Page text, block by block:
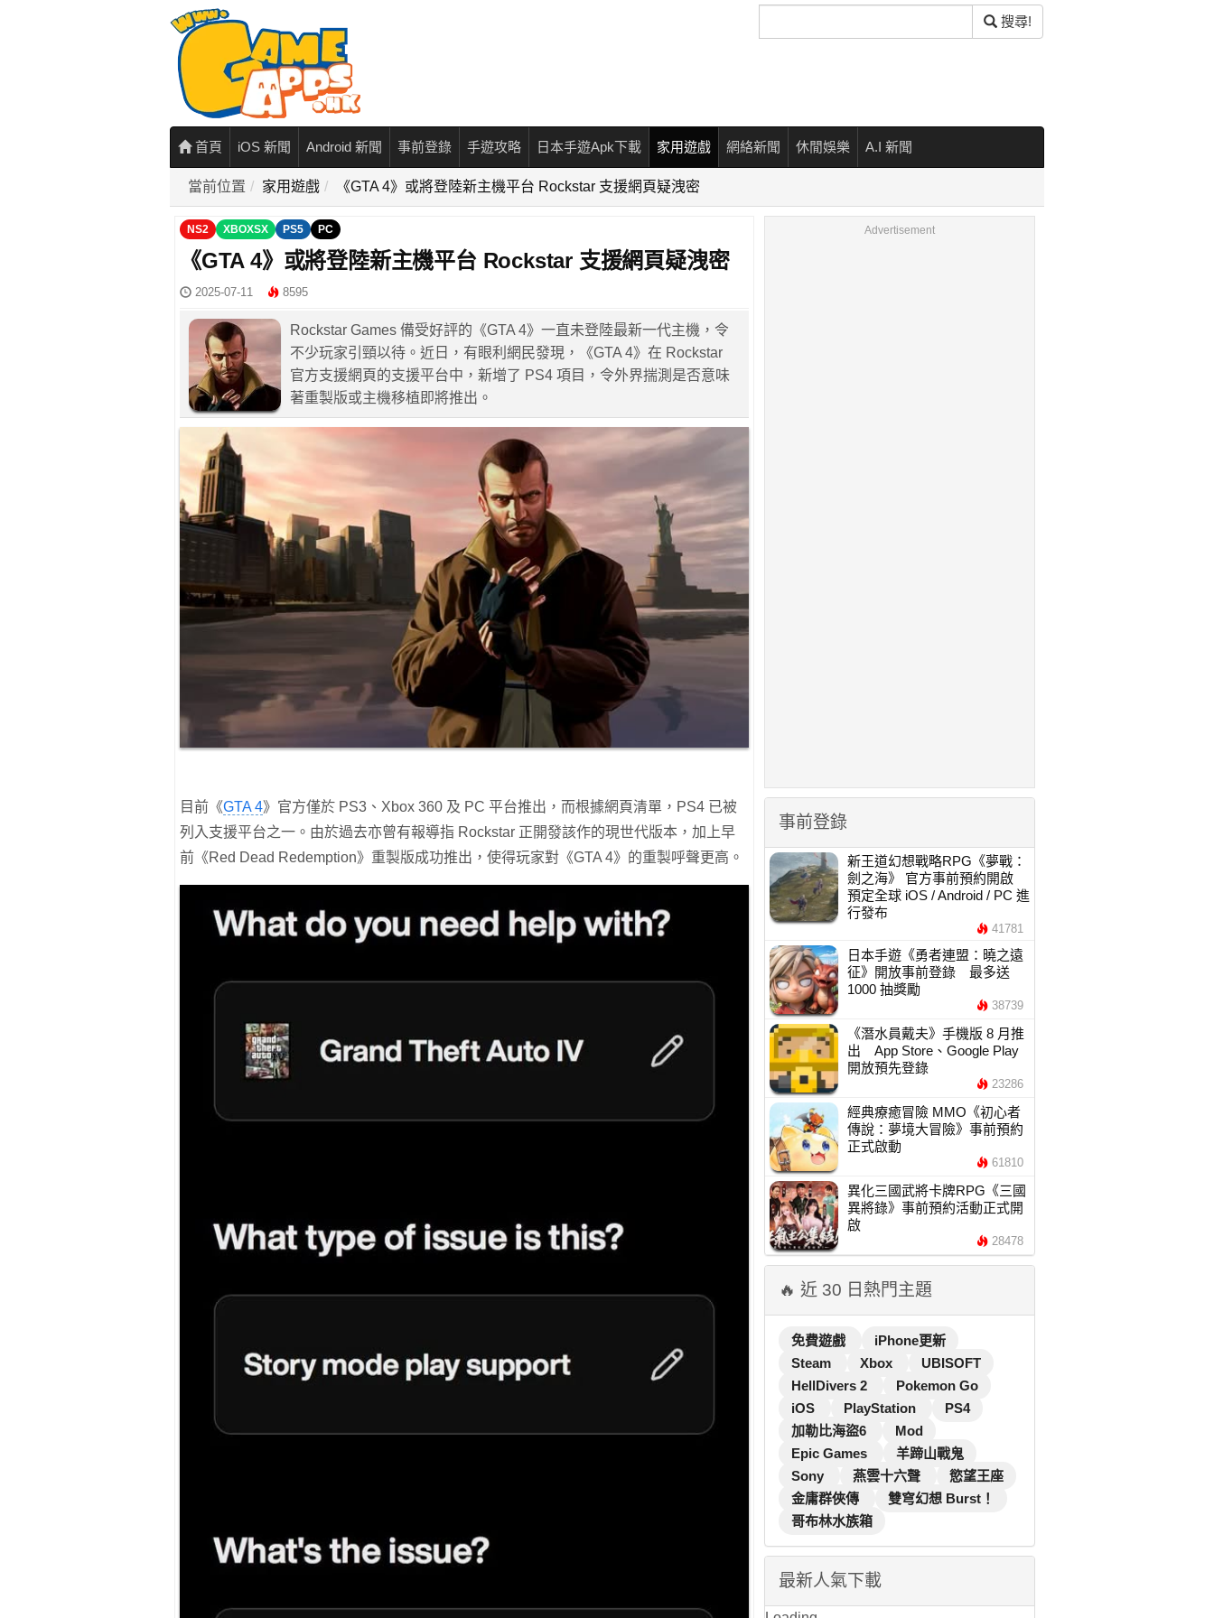
尋
搜尋!
首頁 iOS 新聞 Android 新聞 事前登錄 手遊攻略 日本手遊Apk下載 家用遊戲 網絡新聞 休閒娛樂 A.I 新聞
當前位置 家用遊戲 《GTA 4》或將登陸新主機平台 Rockstar 支援網頁疑洩密
NS2 XBOXSX PS5 PC
《GTA 4》或將登陸新主機平台 Rockstar 支援網頁疑洩密
2025-07-11 8595
Rockstar Games 備受好評的《GTA 4》一直未登陸最新一代主機，令
不少玩家引頸以待。近日，有眼利網民發現，《GTA 4》在 Rockstar
官方支援網頁的支援平台中，新增了 PS4 項目，令外界揣測是否意味
著重製版或主機移植即將推出。
目前《GTA 4》官方僅於 PS3、Xbox 360 及 PC 平台推出，而根據網頁清單，PS4 已被
列入支援平台之一。由於過去亦曾有報導指 Rockstar 正開發該作的現世代版本，加上早
前《Red Dead Redemption》重製版成功推出，使得玩家對《GTA 4》的重製呼聲更高。
Advertisement
事前登錄
新王道幻想戰略RPG《夢戰：
劍之海》 官方事前預約開啟
預定全球 iOS / Android / PC 進
行發布
41781
日本手遊《勇者連盟：曉之遠
征》開放事前登錄 最多送
1000 抽獎勵
38739
《潛水員戴夫》手機版 8 月推
出 App Store、Google Play
開放預先登錄
23286
經典療癒冒險 MMO《初心者
傳說：夢境大冒險》事前預約
正式啟動
61810
異化三國武將卡牌RPG《三國
異將錄》事前預約活動正式開
啟
28478
🔥 近 30 日熱門主題
免費遊戲
iPhone更新
Steam
Xbox
UBISOFT
HellDivers 2
Pokemon Go
iOS
PlayStation
PS4
加勒比海盜6
Mod
Epic Games
羊蹄山戰鬼
Sony
燕雲十六聲
慾望王座
金庸群俠傳
雙穹幻想 Burst！
哥布林水族箱
最新人氣下載